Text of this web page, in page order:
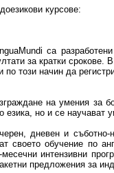
курсове:
са
за кратки
този начин да
на умения за
езика, но и се
дневен и
своето обучение по
интензивни
предложения за